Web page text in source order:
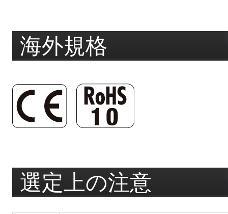
海外規格
選定上の注意